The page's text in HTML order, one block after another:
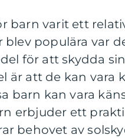
barn varit ett
blev populära var
för att skydda
är att de kan vara
barn kan vara
erbjuder ett
behovet av